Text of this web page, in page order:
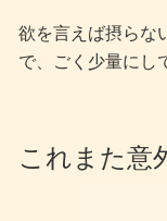
欲を言えば摂らな
で、ごく少量にし
これまた